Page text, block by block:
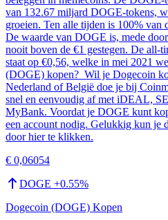
van 132.67 miljard DOGE-tokens,
groeien. Ten alle tijden is 100% van
De waarde van DOGE is, mede
nooit boven de €1 gestegen. De
staat op €0,56, welke in mei 2021
(DOGE) kopen? Wil je Dogecoin
Nederland of België doe je bij
snel en eenvoudig af met iDEAL,
MyBank. Voordat je DOGE kunt
een account nodig. Gelukkig kun je
door hier te klikken.
€ 0,06054
DOGE +0.55%
Dogecoin (DOGE) Kopen